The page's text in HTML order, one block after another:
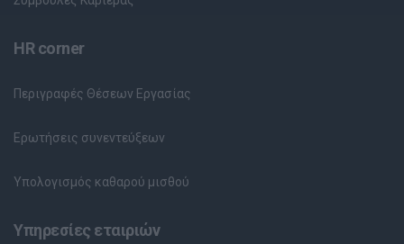
HR corner
Περιγραφές Θέσεων Εργασίας
Ερωτήσεις συνεντεύξεων
Υπολογισμός καθαρού μισθού
Υπηρεσίες εταιριών